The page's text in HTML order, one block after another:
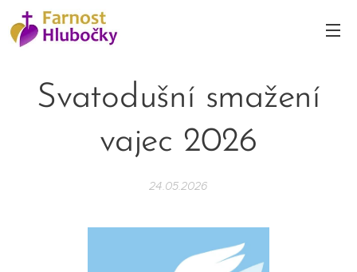
Svatodušní smažení
vajec 2026
24.05.2026